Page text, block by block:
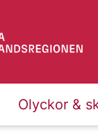
Olyckor &